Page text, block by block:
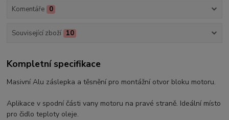
Komentáře 0
Související zboží 10
Kompletní specifikace
Masivní Alu záslepka a těsnění pro montážní otvor bloku motoru.
Aplikace v spodní části vany motoru na pravé straně. Ideální místo
pro čidlo teploty oleje.